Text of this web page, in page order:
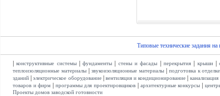
Типовые технические задания на
|конструктивные системы|фундаменты стены и фасады перекрытия| крыши|
теплоизоляционные материалы| звукоизоляционные материалы|
подготовка к отделке
зданий |электрическое оборудование| вентиляция и кондиционирование канализация
товаров и фирм программы для проектировщиков архитектурные конкурсы
Проекты домов заводской готовности